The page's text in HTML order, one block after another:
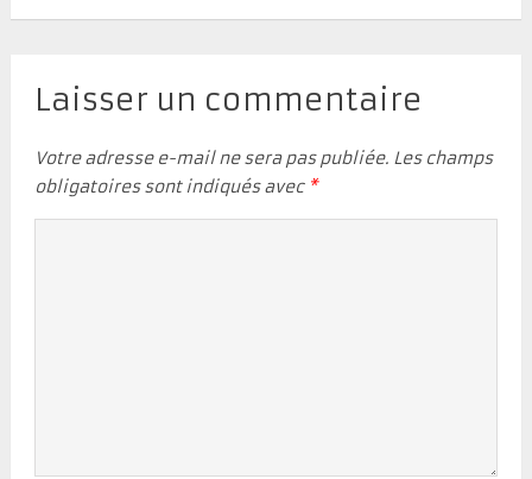
Laisser un commentaire
Votre adresse e-mail ne sera pas publiée. Les champs
obligatoires sont indiqués avec *